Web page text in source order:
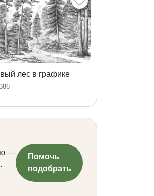
лес в графике
—
Помочь
подобрать